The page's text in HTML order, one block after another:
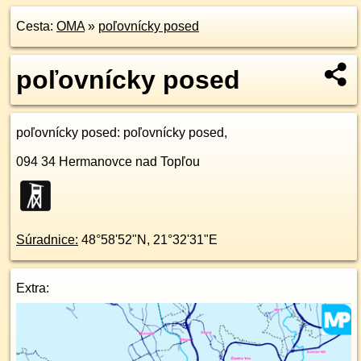
Cesta: OMA» poľovnícky posed
poľovnícky posed
poľovnícky posed: poľovnícky posed,
094 34 Hermanovce nad Topľou
Súradnice: 48°58'52"N , 21°32'31"E
Extra: